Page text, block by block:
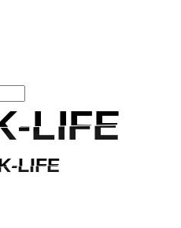
LIFE
LIFE
LIFE
LIFE